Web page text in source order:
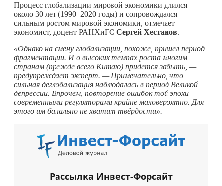
Процесс глобализации мировой экономики длился
около 30 лет (1990–2020 годы) и сопровождался
сильным ростом мировой экономики, отмечает
экономист, доцент РАНХиГС Сергей Хестанов.
«Однако на смену глобализации, похоже, пришел период
фрагментации. И о высоких темпах роста многим
странам (прежде всего Китаю) придется забыть, —
предупреждает эксперт. — Примечательно, что
сильная деглобализация наблюдалась в период Великой
депрессии. Впрочем, повторение ошибок той эпохи
современными регуляторами крайне маловероятно. Для
этого им банально не хватит твёрдости».
Рассылка Инвест-Форсайт